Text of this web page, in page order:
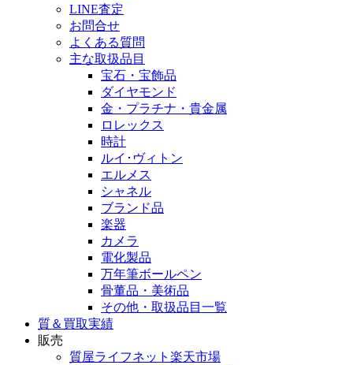
LINE査定
お問合せ
よくある質問
主な取扱品目
宝石・宝飾品
ダイヤモンド
金・プラチナ・貴金属
ロレックス
時計
ルイ･ヴィトン
エルメス
シャネル
ブランド品
楽器
カメラ
電化製品
万年筆ボールペン
骨董品・美術品
その他・取扱品目一覧
質＆買取実績
販売
質屋ライフネット楽天市場